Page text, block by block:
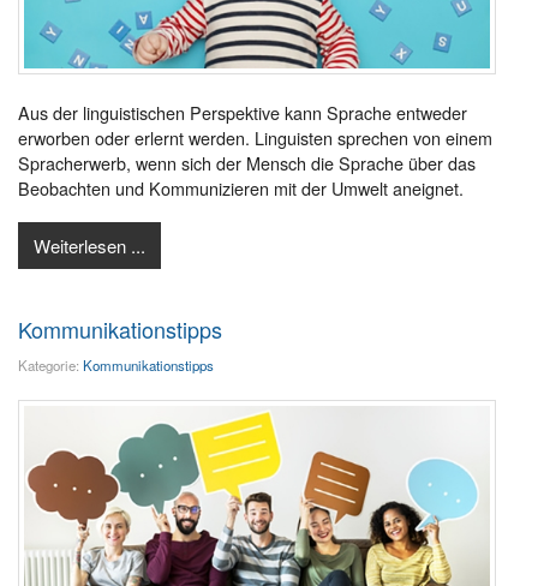
Aus der linguistischen Perspektive kann Sprache entweder
erworben oder erlernt werden. Linguisten sprechen von einem
Spracherwerb, wenn sich der Mensch die Sprache über das
Beobachten und Kommunizieren mit der Umwelt aneignet.
Weiterlesen ...
Kommunikationstipps
Kategorie: Kommunikationstipps